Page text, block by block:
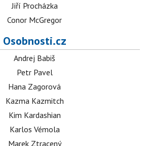
Jiří Procházka
Conor McGregor
Osobnosti.cz
Andrej Babiš
Petr Pavel
Hana Zagorová
Kazma Kazmitch
Kim Kardashian
Karlos Vémola
Marek Ztracený